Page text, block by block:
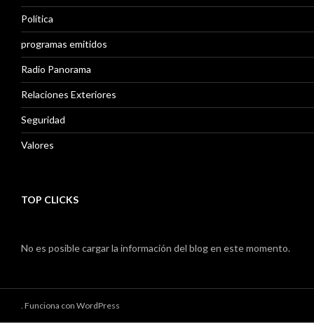
Política
programas emitidos
Radio Panorama
Relaciones Exteriores
Seguridad
Valores
TOP CLICKS
No es posible cargar la información del blog en este momento.
Funciona con WordPress